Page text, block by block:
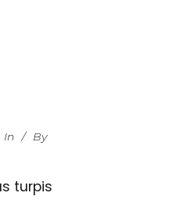
In
By
turpis